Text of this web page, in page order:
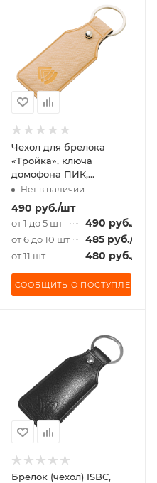
Чехол для брелока
«Тройка», ключа
домофона ПИК,
«Подорожник»
бежевый
Нет в наличии
490 руб./шт
от 1 до 5 шт 490 руб./шт
от 6 до 10 шт 485руб./шт
от 11 шт 480 руб./шт
СООБЩИТЬ О ПОСТУПЛЕНИИ
Брелок (чехол) ISBC,